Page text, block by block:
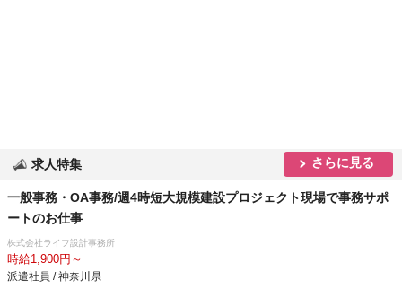
求人特集 さらに見る
一般事務・OA事務/週4時短大規模建設プロジェクト現場で事務サポ
ートのお仕事
株式会社ライフ設計事務所
時給1,900円～
派遣社員 / 神奈川県